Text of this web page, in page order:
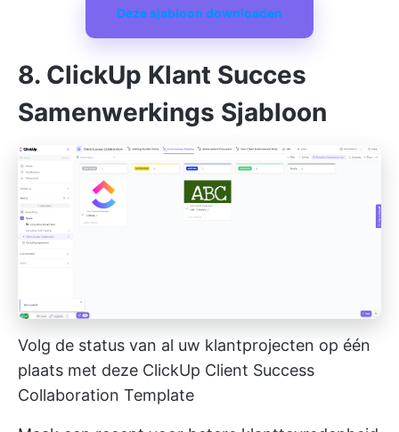
Deze sjabloon downloaden
8. ClickUp Klant Succes
Samenwerkings Sjabloon
Volg de status van al uw klantprojecten op één
plaats met deze ClickUp Client Success
Collaboration Template